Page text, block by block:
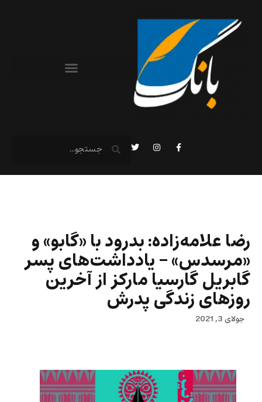
رضا علامه‌زاده: بدرود با «گابو» و
«مرسدس» – يادداشت‌هاى پسر
گابريل گارسيا ماركز از آخرين
روزهاى زندگى پدرش
جولای 3, 2021